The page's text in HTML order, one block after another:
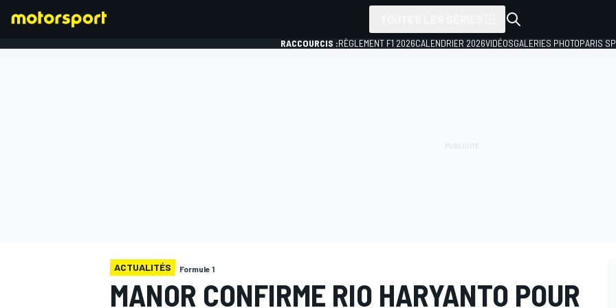
RACCOURCIS :RÈGLEMENT F1 2026CALENDRIER 2026VIDÉOSGALERIES PHOTOPARIS
ACTUALITÉS Formule 1
MANOR CONFIRME RIO HARYANTO POUR